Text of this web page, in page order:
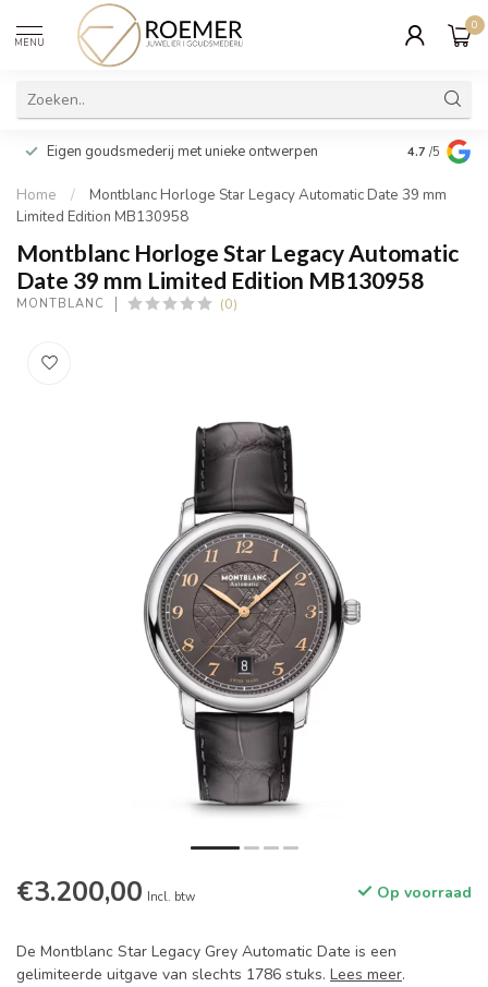
MENU
0
Eigen goudsmederij met unieke ontwerpen Wij
cadeau
4.7 /5
Home /
Montblanc Horloge Star Legacy Automatic Date 39 mm
Limited Edition MB130958
Montblanc Horloge Star Legacy Automatic
Date 39 mm Limited Edition MB130958
MONTBLANC (0)
€3.200,00 Incl. btw Op voorraad
De Montblanc Star Legacy Grey Automatic Date is een
gelimiteerde uitgave van slechts 1786 stuks. Lees meer.